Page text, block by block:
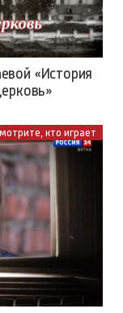
«История
кто играет